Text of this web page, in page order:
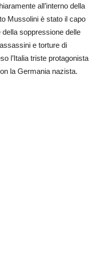
all’interno della
Mussolini è stato il capo
soppressione delle
e torture di
l’Italia triste protagonista
la Germania nazista.